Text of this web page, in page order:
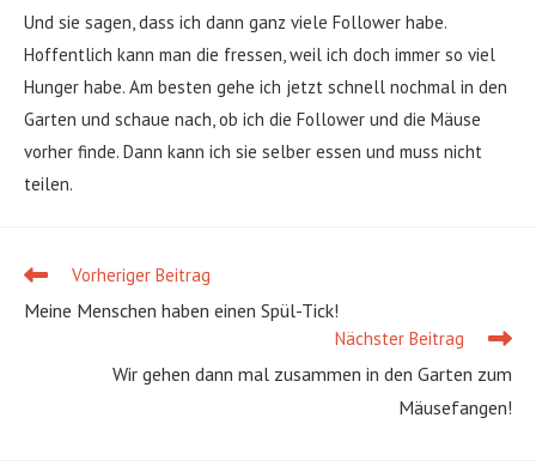
Und sie sagen, dass ich dann ganz viele Follower habe.
Hoffentlich kann man die fressen, weil ich doch immer so viel
Hunger habe. Am besten gehe ich jetzt schnell nochmal in den
Garten und schaue nach, ob ich die Follower und die Mäuse
vorher finde. Dann kann ich sie selber essen und muss nicht
teilen.
Weitere
ansehen
Vorheriger Beitrag
Meine Menschen haben einen Spül-Tick!
Nächster Beitrag
Wir gehen dann mal zusammen in den Garten zum
Mäusefangen!